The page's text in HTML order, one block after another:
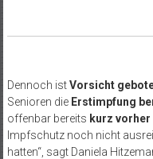
Dennoch istVorsicht
Senioren die Erstimpfung
offenbar bereits kurz
Impfschutz noch nicht
hatten“, sagt Daniela